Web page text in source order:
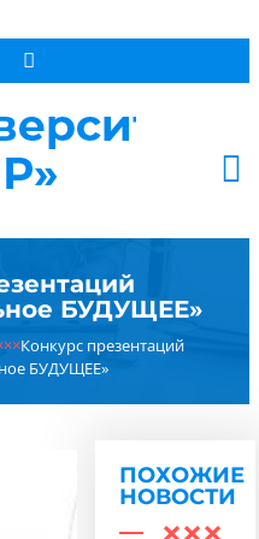
БУДУЩЕЕ»
Конкурс презентаций
БУДУЩЕЕ»
ПОХОЖИЕ
НОВОСТИ